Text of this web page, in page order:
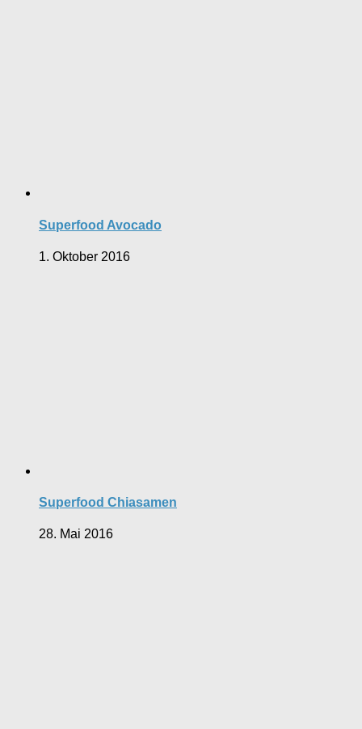
Superfood Avocado
1. Oktober 2016
Superfood Chiasamen
28. Mai 2016